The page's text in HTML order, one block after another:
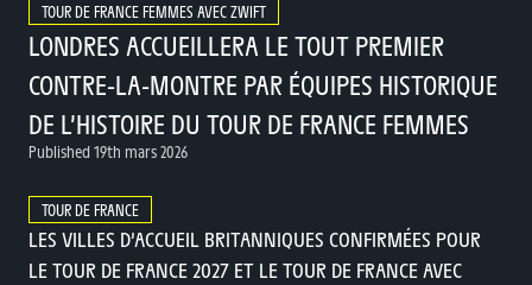
TOUR DE FRANCE FEMMES AVEC ZWIFT
LONDRES ACCUEILLERA LE TOUT PREMIER
CONTRE-LA-MONTRE PAR ÉQUIPES HISTORIQUE
DE L’HISTOIRE DU TOUR DE FRANCE FEMMES
Published 19th mars 2026
TOUR DE FRANCE
LES VILLES D’ACCUEIL BRITANNIQUES CONFIRMÉES POUR
LE TOUR DE FRANCE 2027 ET LE TOUR DE FRANCE AVEC